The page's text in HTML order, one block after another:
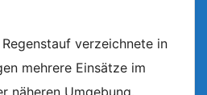
verzeichnete in
mehrere Einsätze im